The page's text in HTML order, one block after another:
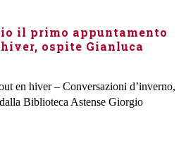
il primo appuntamento
ospite Gianluca
en hiver – Conversazioni d’inverno,
Biblioteca Astense Giorgio